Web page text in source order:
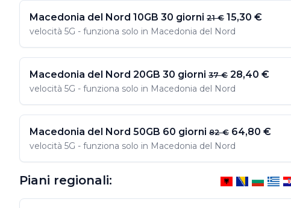
Macedonia del Nord 10GB 30 giorni 21 € 15,30 €
velocità 5G - funziona solo in Macedonia del Nord
Macedonia del Nord 20GB 30 giorni 37 € 28,40 €
velocità 5G - funziona solo in Macedonia del Nord
Macedonia del Nord 50GB 60 giorni 82 € 64,80 €
velocità 5G - funziona solo in Macedonia del Nord
Piani regionali: